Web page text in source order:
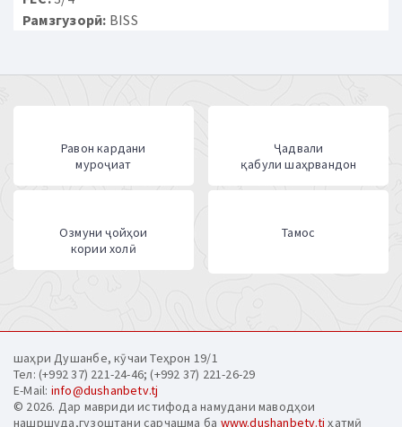
Рамзгузорӣ: BISS
Равон кардани
муроҷиат
Ҷадвали
қабули шаҳрвандон
Озмуни ҷойҳои
кории холӣ
Тамос
шаҳри Душанбе, кӯчаи Теҳрон 19/1
Тел: (+992 37) 221-24-46; (+992 37) 221-26-29
E-Mail: info@dushanbetv.tj
© 2026. Дар мавриди истифода намудани маводҳои
нашршуда,гузоштани сарчашма ба www.dushanbetv.tj ҳатмӣ